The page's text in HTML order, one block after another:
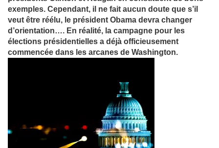
exemples. Cependant, il ne fait aucun doute que s’il
veut être réélu, le président Obama devra changer
d’orientation…. En réalité, la campagne pour les
élections présidentielles a déjà officieusement
commencée dans les arcanes de Washington.